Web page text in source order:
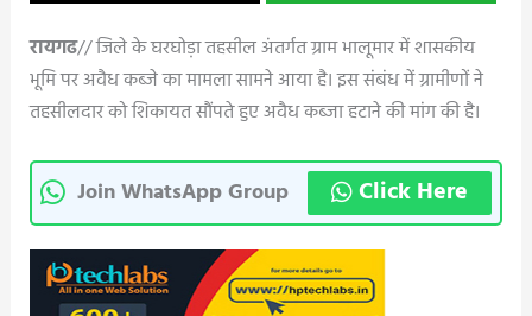
रायगढ// जिले के घरघोड़ा तहसील अंतर्गत ग्राम भालूमार में शासकीय
भूमि पर अवैध कब्जे का मामला सामने आया है। इस संबंध में ग्रामीणों ने
तहसीलदार को शिकायत सौंपते हुए अवैध कब्जा हटाने की मांग की है।
Join WhatsApp Group Click Here